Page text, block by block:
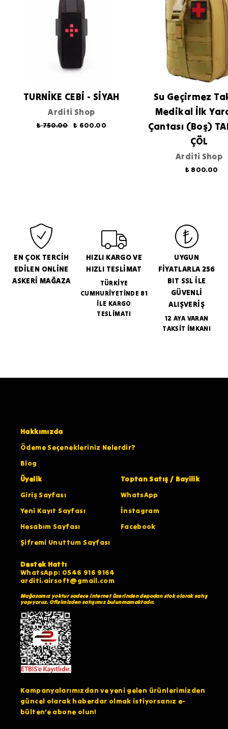
TURNİKE CEBİ - SİYAH
Arditi Shop
₺ 750.00 ₺ 600.00
Su Geçirmez
Medikal İlk
Çantası (Boş)
ÇÖL
Arditi Shop
₺ 800.00
EN ÇOK TERCİH
EDİLEN ONLİNE
ASKERİ MAĞAZA
HIZLI KARGO VE
HIZLI TESLİMAT
TÜRKİYE
CUMHURİYETİNDE 81
İLE KARGO
TESLİMATI
UYGUN
FİYATLARLA 256
BIT SSL İLE
GÜVENLİ
ALIŞVERİŞ
12 AYA VARAN
TAKSİT İMKANI
Hakkımızda
Ödeme Seçenekleriniz Nelerdir?
Blog
Üyelik
Giriş Sayfası
Yeni Kayıt Sayfası
Hesabım Sayfası
Şifremi Unuttum Sayfası
Toptan Satış / Bayilik
WhatsApp
İnstagram
Facebook
Destek Hattı
WhatsApp: 0546 916 9164
arditi.airsoft@gmail.com
Mağazamız yoktur sadece internet üzerinden depodan stok olarak satış
yapıyoruz. Ofisimizden satışımız bulunmamaktadır.
Kampanyalarımızdan ve yeni gelen ürünlerimizden
güncel olarak haberdar olmak istiyorsanız e-
bülten’e abone olun!